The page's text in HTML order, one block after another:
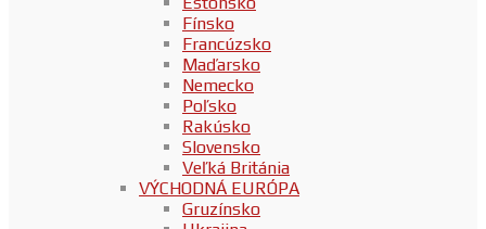
Fínsko
Francúzsko
Maďarsko
Nemecko
Poľsko
Rakúsko
Slovensko
Veľká Británia
VÝCHODNÁ EURÓPA
Gruzínsko